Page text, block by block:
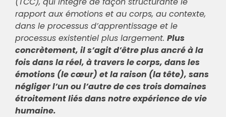
rapport aux émotions et au corps, au contexte,
dans le processus d’apprentissage et le
processus existentiel plus largement. Plus
concrètement, il s’agit d’être plus ancré à la
fois dans la réel, à travers le corps, dans les
émotions (le cœur) et la raison (la tête), sans
négliger l’un ou l’autre de ces trois domaines
étroitement liés dans notre expérience de vie
humaine.